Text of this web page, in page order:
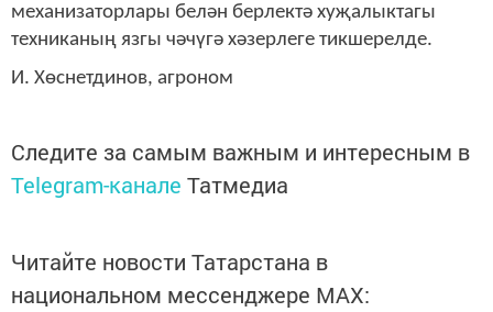
механизаторлары белән берлектә хуҗалыктагы
техниканың язгы чәчүгә хәзерлеге тикшерелде.
И. Хөснетдинов, агроном
Следите за самым важным и интересным в
Telegram-канале Татмедиа
Читайте новости Татарстана в
национальном мессенджере MАХ: